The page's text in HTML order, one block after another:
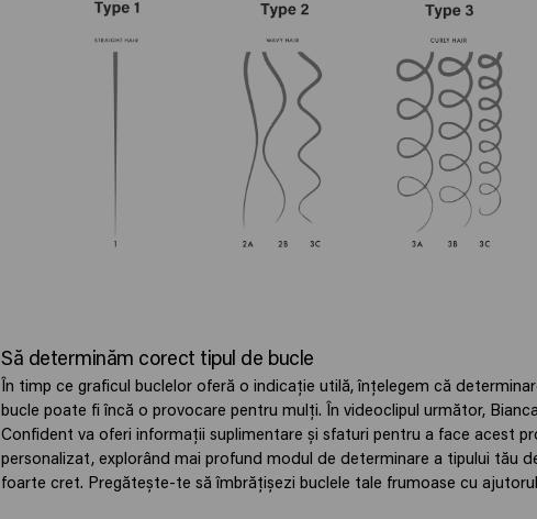
Să determinăm corect tipul de bucle
În timp ce graficul buclelor oferă o indicație utilă, înțelegem că
bucle poate fi încă o provocare pentru mulți. În videoclipul următor,
Confident va oferi informații suplimentare și sfaturi pentru a face acest
personalizat, explorând mai profund modul de determinare a tipului tău
foarte cret. Pregătește-te să îmbrățișezi buclele tale frumoase cu